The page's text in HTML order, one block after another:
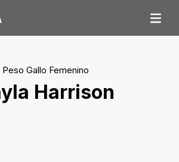
Peso Gallo Femenino
Harrison